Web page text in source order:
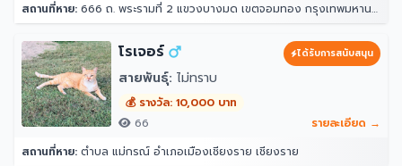
สถานที่หาย: 666 ถ. พระรามที่ 2 แขวงบางมด เขตจอมทอง กรุงเทพมหานคร 10150
โรเจอร์ ได้รับการสนับสนุน
สายพันธุ์: ไม่ทราบ
💰 รางวัล: 10,000 บาท
66
รายละเอียด →
สถานที่หาย: ตำบล แม่กรณ์ อำเภอเมืองเชียงราย เชียงราย